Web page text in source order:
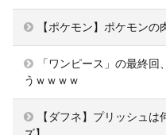
【ポケモン】ポケモン
「ワンピース」の最終
うｗｗｗｗ
【ダフネ】プリッシュ